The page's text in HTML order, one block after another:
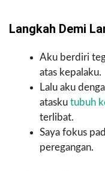
Langkah Demi
Aku berdiri
atas kepalaku.
Lalu aku
atasku tubuh
terlibat.
Saya fokus
peregangan.